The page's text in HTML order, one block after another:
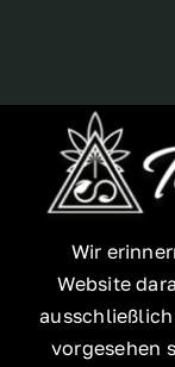
Wir
Website
vorgesehen